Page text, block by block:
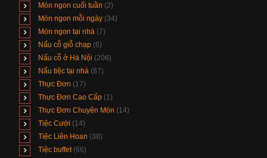
Món ngon cuối tuần (2)
Món ngon mỗi ngày (34)
Món ngon tại nhà (7)
Nấu cỗ giỗ chạp (6)
Nấu cỗ ở Hà Nội (206)
Nấu tiệc tại nhà (87)
Thực Đơn (17)
Thực Đơn Cao Cấp (1)
Thực Đơn Chuyên Món (14)
Tiệc Cưới (14)
Tiệc Liên Hoan (38)
Tiệc buffet (66)